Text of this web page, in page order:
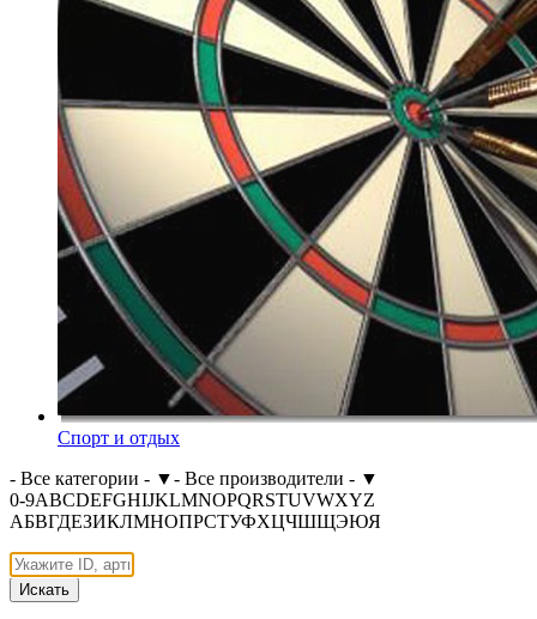
Спорт и отдых
- Все категории - ▼- Все производители - ▼
0-9ABCDEFGHIJKLMNOPQRSTUVWXYZ
АБВГДЕЗИКЛМНОПРСТУФХЦЧШЩЭЮЯ
Искать